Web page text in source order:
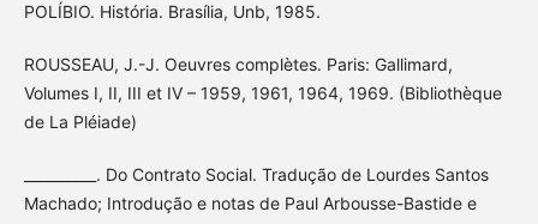
POLÍBIO. História. Brasília, Unb, 1985.
ROUSSEAU, J.-J. Oeuvres complètes. Paris: Gallimard,
Volumes I, II, III et IV – 1959, 1961, 1964, 1969. (Bibliothèque
de La Pléiade)
__________. Do Contrato Social. Tradução de Lourdes Santos
Machado; Introdução e notas de Paul Arbousse-Bastide e